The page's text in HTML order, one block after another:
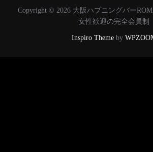
Copyright © 2026 大阪ハプニングバー
女性歓迎の完全会員制
Inspiro Themeby